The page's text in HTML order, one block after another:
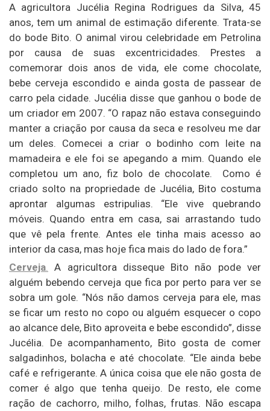
A agricultora Jucélia Regina Rodrigues da Silva, 45
anos, tem um animal de estimação diferente. Trata-se
do bode Bito. O animal virou celebridade em Petrolina
por causa de suas excentricidades. Prestes a
comemorar dois anos de vida, ele come chocolate,
bebe cerveja escondido e ainda gosta de passear de
carro pela cidade. Jucélia disse que ganhou o bode de
um criador em 2007. “O rapaz não estava conseguindo
manter a criação por causa da seca e resolveu me dar
um deles. Comecei a criar o bodinho com leite na
mamadeira e ele foi se apegando a mim. Quando ele
completou um ano, fiz bolo de chocolate. Como é
criado solto na propriedade de Jucélia, Bito costuma
aprontar algumas estripulias. “Ele vive quebrando
móveis. Quando entra em casa, sai arrastando tudo
que vê pela frente. Antes ele tinha mais acesso ao
interior da casa, mas hoje fica mais do lado de fora.”
Cerveja
A agricultora disseque Bito não pode ver
alguém bebendo cerveja que fica por perto para ver se
sobra um gole. “Nós não damos cerveja para ele, mas
se ficar um resto no copo ou alguém esquecer o copo
ao alcance dele, Bito aproveita e bebe escondido”, disse
Jucélia. De acompanhamento, Bito gosta de comer
salgadinhos, bolacha e até chocolate. “Ele ainda bebe
café e refrigerante. A única coisa que ele não gosta de
comer é algo que tenha queijo. De resto, ele come
ração de cachorro, milho, folhas, frutas. Não escapa